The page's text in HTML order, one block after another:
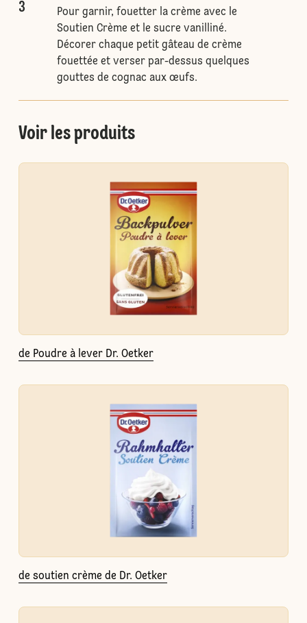
3
Pour garnir, fouetter la crème avec le
Soutien Crème et le sucre vanilliné.
Décorer chaque petit gâteau de crème
fouettée et verser par-dessus quelques
gouttes de cognac aux œufs.
Voir les produits
de Poudre à lever Dr. Oetker
de soutien crème de Dr. Oetker